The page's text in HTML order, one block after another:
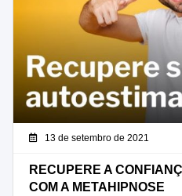
13 de setembro de 2021
RECUPERE A
COM A METAHIPNOSE